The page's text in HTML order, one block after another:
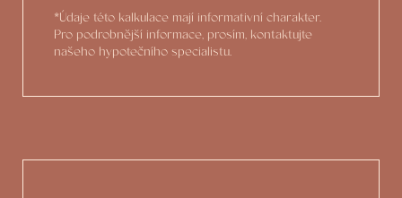
*Údaje této kalkulace mají informativní charakter.
Pro podrobnější informace, prosím, kontaktujte
našeho hypotečního specialistu.